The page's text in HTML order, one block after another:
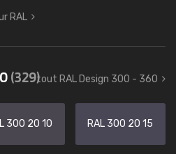
RAL
(329)tout RAL Design 300 - 360
300 20 10 RAL 300 20 15